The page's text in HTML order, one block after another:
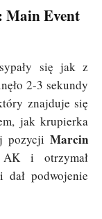
Main Event
się jak z
2-3 sekundy
znajduje się
jak krupierka
pozycji Marcin
i otrzymał
podwojenie